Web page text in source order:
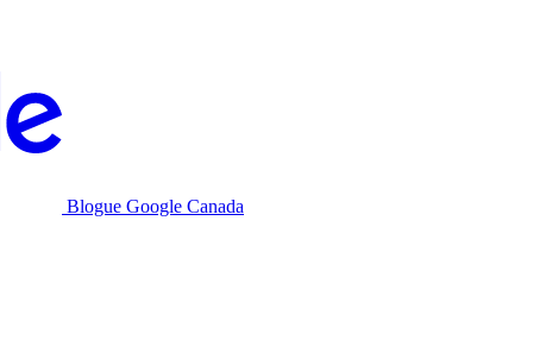
Blogue Google Canada